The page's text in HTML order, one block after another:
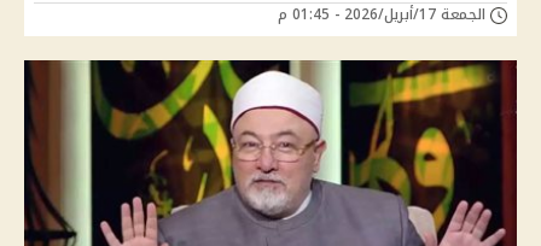
الجمعة 17/أبريل/2026 - 01:45 م